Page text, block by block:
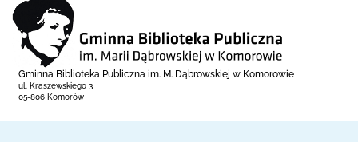
Gminna Biblioteka Publiczna im. M. Dąbrowskiej w Komorowie
ul. Kraszewskiego 3
05-806 Komorów